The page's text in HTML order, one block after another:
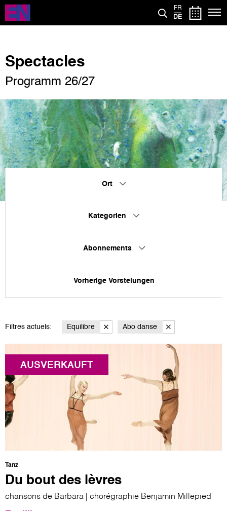
Direkt
zum
Inhalt
FR
DE
Spectacles
Programm 26/27
Ort
Kategorien
Abonnements
Vorherige Vorstelungen
Filtres actuels: Equilibre Abo danse
AUSVERKAUFT
Tanz
Du bout des lèvres
chansons de Barbara | chorégraphie Benjamin Millepied